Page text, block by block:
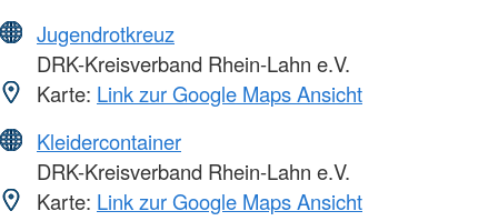
Jugendrotkreuz
DRK-Kreisverband Rhein-Lahn e.V.
Karte: Link zur Google Maps Ansicht
Kleidercontainer
DRK-Kreisverband Rhein-Lahn e.V.
Karte: Link zur Google Maps Ansicht